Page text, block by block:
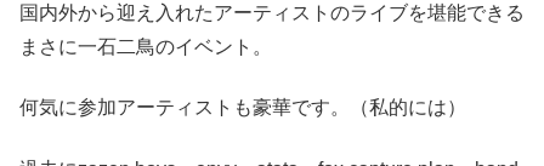
国内外から迎え入れたアーティストのライブを堪能できる
まさに一石二鳥のイベント。
何気に参加アーティストも豪華です。（私的には）